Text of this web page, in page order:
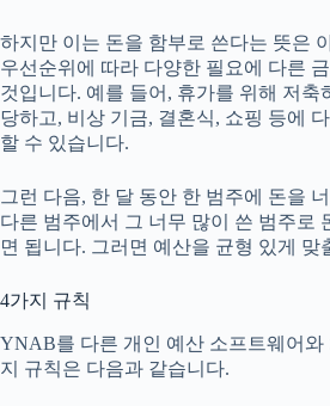
하지만 이는 돈을 함부로 쓴다는 뜻은
우선순위에 따라 다양한 필요에 다른
것입니다. 예를 들어, 휴가를 위해 저축
당하고, 비상 기금, 결혼식, 쇼핑 등에
할 수 있습니다.
그런 다음, 한 달 동안 한 범주에 돈을
다른 범주에서 그 너무 많이 쓴 범주로
면 됩니다. 그러면 예산을 균형 있게 맞
4가지 규칙
YNAB를 다른 개인 예산 소프트웨어와
지 규칙은 다음과 같습니다.